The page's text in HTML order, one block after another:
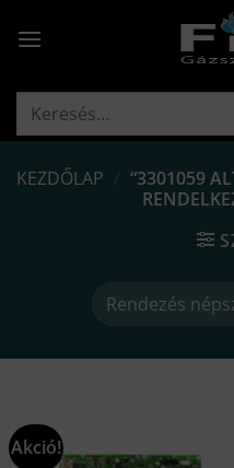
Keresés
KEZDŐLAP / “3301059
Akció!